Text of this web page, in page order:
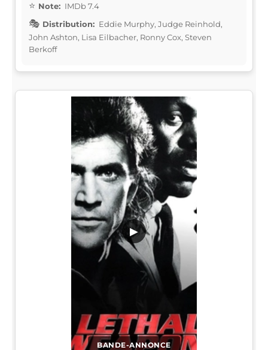
Note: IMDb 7.4
Distribution: Eddie Murphy, Judge Reinhold,
John Ashton, Lisa Eilbacher, Ronny Cox, Steven
Berkoff
BANDE-ANNONCE
▶